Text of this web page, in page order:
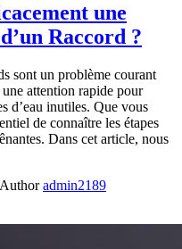
une
Raccord ?
sont un problème courant
attention rapide pour
d’eau inutiles. Que vous
de connaître les étapes
Dans cet article, nous
Author admin2189